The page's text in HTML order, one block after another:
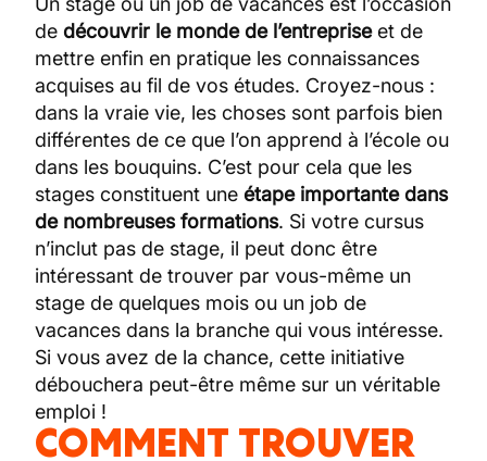
de découvrir le monde de l’entrepriseet de
mettre enfin en pratique les connaissances
acquises au fil de vos études. Croyez-nous :
dans la vraie vie, les choses sont parfois bien
différentes de ce que l’on apprend à l’école ou
dans les bouquins. C’est pour cela que les
stages constituent une étape importante dans
de nombreuses formations. Si votre cursus
n’inclut pas de stage, il peut donc être
intéressant de trouver par vous-même un
stage de quelques mois ou un job de
vacances dans la branche qui vous intéresse.
Si vous avez de la chance, cette initiative
débouchera peut-être même sur un véritable
emploi !
COMMENT TROUVER